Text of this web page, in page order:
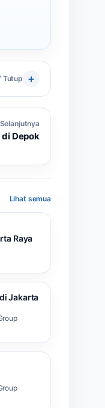
Tutup
Depok
Lihat semua
Raya
Jakarta